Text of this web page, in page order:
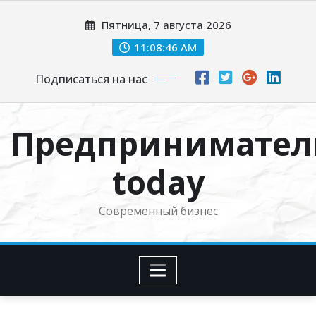
Пятница, 7 августа 2026
11:08:47 AM
Подписаться на нас
today
Современный бизнес